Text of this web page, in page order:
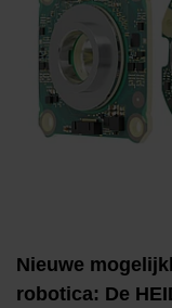
Nieuwe
robotica: De